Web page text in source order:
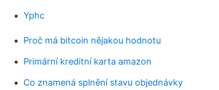
Yphc
Proč má bitcoin nějakou hodnotu
Primární kreditní karta amazon
Co znamená splnění stavu objednávky